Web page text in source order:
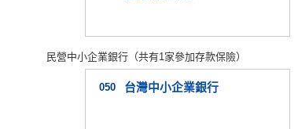
民營中小企業銀行（共有1家參加存款保險）
050 台灣中小企業銀行